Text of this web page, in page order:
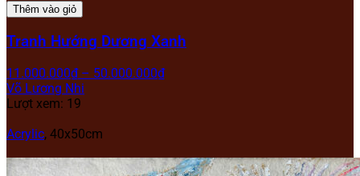
Thêm vào giỏ
Tranh Hướng Dương Xanh
11.000.000₫ – 50.000.000₫
Võ Lương Nhi
Lượt xem: 19
Acrylic, 40x50cm